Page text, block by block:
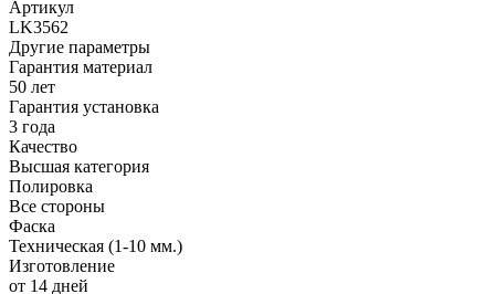
Артикул
LK3562
Другие параметры
Гарантия материал
50 лет
Гарантия установка
3 года
Качество
Высшая категория
Полировка
Все стороны
Фаска
Техническая (1-10 мм.)
Изготовление
от 14 дней